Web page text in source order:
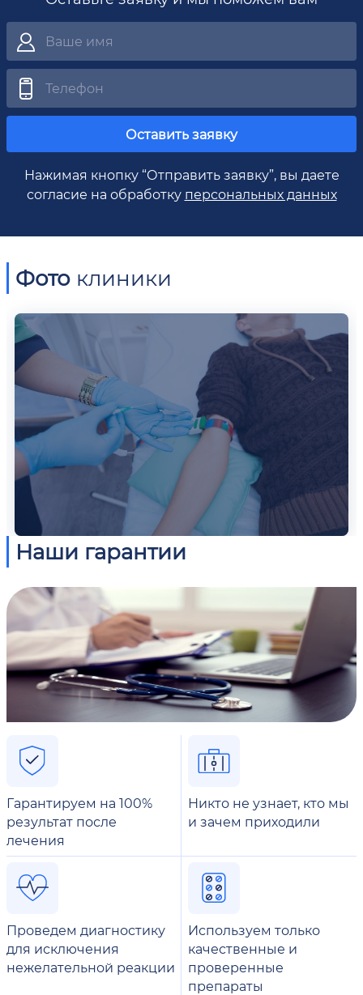
Оставить заявку
Нажимая кнопку “Отправить заявку”, вы даете
согласие на обработку персональных данных
Фото клиники
Наши гарантии
Гарантируем на 100%
результат после
лечения
Никто не узнает, кто мы
и зачем приходили
Проведем диагностику
для исключения
нежелательной реакции
Используем только
качественные и
проверенные
препараты